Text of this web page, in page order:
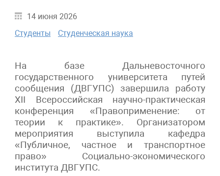
14 июня 2026
Студенты
Студенческая наука
На базе Дальневосточного
государственного университета путей
сообщения (ДВГУПС) завершила работу
XII Всероссийская научно-практическая
конференция «Правоприменение: от
теории к практике». Организатором
мероприятия выступила кафедра
«Публичное, частное и транспортное
право» Социально-экономического
института ДВГУПС.